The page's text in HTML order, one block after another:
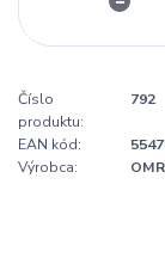
Číslo
produktu:
792
EAN kód:
Výrobca: